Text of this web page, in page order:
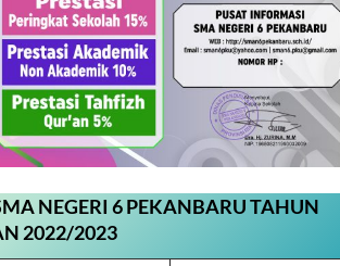
NEGERI 6 PEKANBARUTAHUN
2022/2023